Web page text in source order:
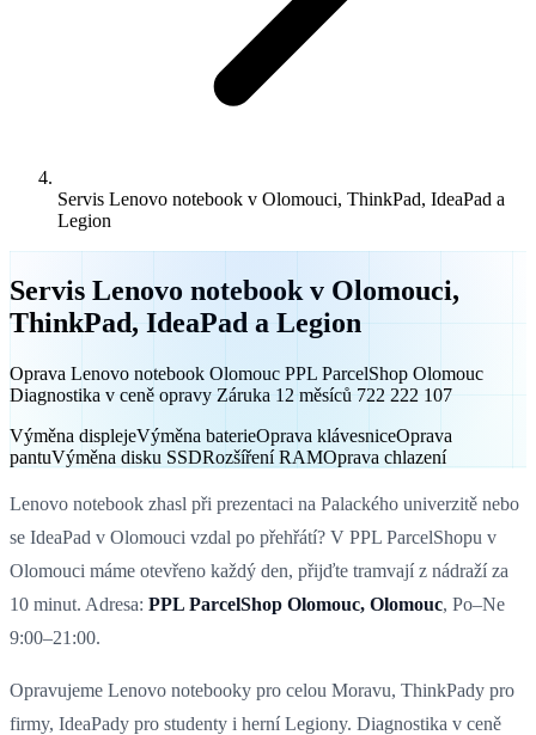
Servis Lenovo notebook v Olomouci, ThinkPad, IdeaPad a
Legion
Servis Lenovo notebook v Olomouci,
ThinkPad, IdeaPad a Legion
Oprava Lenovo notebook Olomouc PPL ParcelShop Olomouc
Diagnostika v ceně opravy Záruka 12 měsíců 722 222 107
Výměna displejeVýměna baterieOprava klávesniceOprava
pantuVýměna disku SSDRozšíření RAMOprava chlazení
Lenovo notebook zhasl při prezentaci na Palackého univerzitě nebo
se IdeaPad v Olomouci vzdal po přehřátí? V PPL ParcelShopu v
Olomouci máme otevřeno každý den, přijďte tramvají z nádraží za
10 minut. Adresa: PPL ParcelShop Olomouc, Olomouc, Po–Ne
9:00–21:00.
Opravujeme Lenovo notebooky pro celou Moravu, ThinkPady pro
firmy, IdeaPady pro studenty i herní Legiony. Diagnostika v ceně